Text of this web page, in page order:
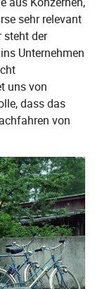
sehr relevant
steht der
Unternehmen
uns von
dass das
von